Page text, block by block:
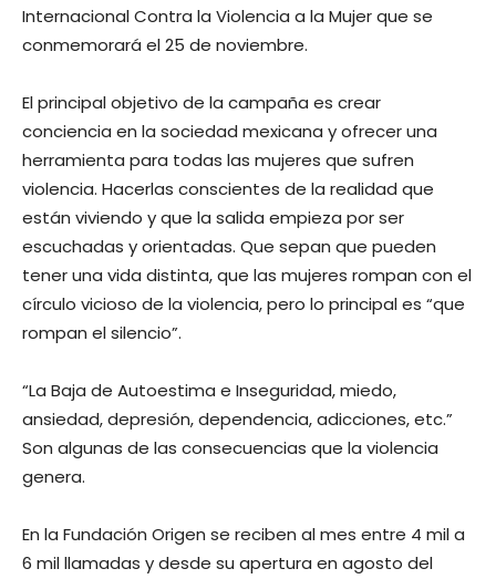
Internacional Contra la Violencia a la Mujer que se
conmemorará el 25 de noviembre.
El principal objetivo de la campaña es crear
conciencia en la sociedad mexicana y ofrecer una
herramienta para todas las mujeres que sufren
violencia. Hacerlas conscientes de la realidad que
están viviendo y que la salida empieza por ser
escuchadas y orientadas. Que sepan que pueden
tener una vida distinta, que las mujeres rompan con el
círculo vicioso de la violencia, pero lo principal es “que
rompan el silencio”.
“La Baja de Autoestima e Inseguridad, miedo,
ansiedad, depresión, dependencia, adicciones, etc.”
Son algunas de las consecuencias que la violencia
genera.
En la Fundación Origen se reciben al mes entre 4 mil a
6 mil llamadas y desde su apertura en agosto del